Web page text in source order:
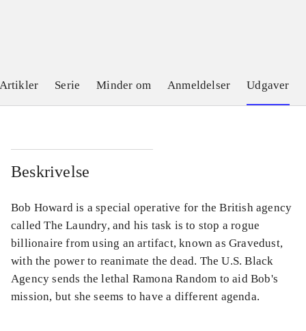
Serie Minder om Anmeldelser Udgaver
Beskrivelse
Bob Howard is a special operative for the British agency
called The Laundry, and his task is to stop a rogue
billionaire from using an artifact, known as Gravedust,
with the power to reanimate the dead. The U.S. Black
Agency sends the lethal Ramona Random to aid Bob's
mission, but she seems to have a different agenda.